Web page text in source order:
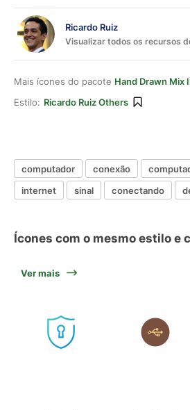
Ricardo Ruiz
Visualizar todos os recursos
Mais ícones do pacote Hand Drawn Mix
Estilo: Ricardo Ruiz Others
computador conexão
internet
sinal conectando
Ícones com o mesmo estilo e
Ver mais